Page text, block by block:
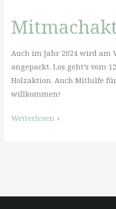
Februar
2024
Auch im Jahr 2024 wird
angepackt. Los geht’s vom
Holzaktion. Auch Mithilfe
willkommen!
Mitmachaktionen
Weiterlesen »